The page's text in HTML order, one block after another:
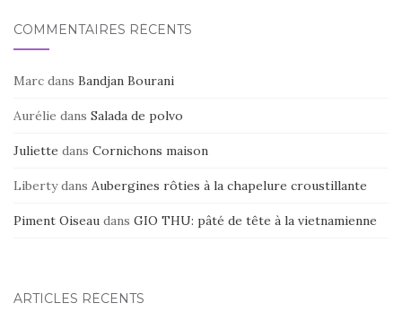
COMMENTAIRES RÉCENTS
Marc dans Bandjan Bourani
Aurélie dans Salada de polvo
Juliette dans Cornichons maison
Libertydans Aubergines rôties à la chapelure croustillante
Piment Oiseau dans GIO THU: pâté de tête à la vietnamienne
ARTICLES RÉCENTS